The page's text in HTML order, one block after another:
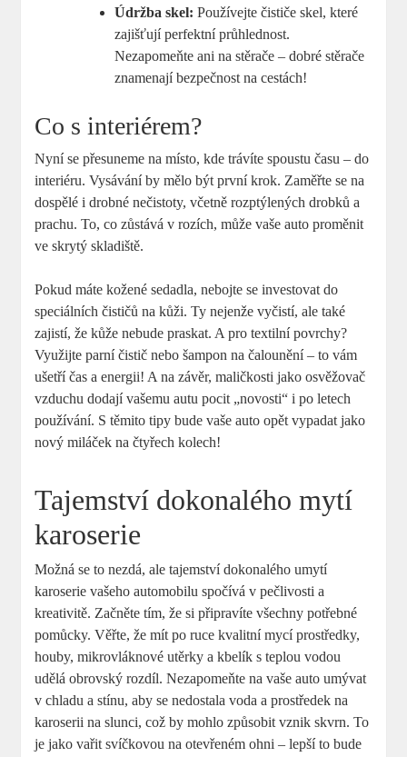
Údržba skel: Používejte čističe skel, které
zajišťují perfektní průhlednost.
Nezapomeňte ani na stěrače – dobré stěrače
znamenají bezpečnost na cestách!
Co s interiérem?
Nyní se přesuneme na místo, kde trávíte spoustu času – do
interiéru. Vysávání by mělo být první krok. Zaměřte se na
dospělé i drobné nečistoty, včetně rozptýlených drobků a
prachu. To, co zůstává v rozích, může vaše auto proměnit
ve skrytý skladiště.
Pokud máte kožené sedadla, nebojte se investovat do
speciálních čističů na kůži. Ty nejenže vyčistí, ale také
zajistí, že kůže nebude praskat. A pro textilní povrchy?
Využijte parní čistič nebo šampon na čalounění – to vám
ušetří čas a energii! A na závěr, maličkosti jako osvěžovač
vzduchu dodají vašemu autu pocit „novosti“ i po letech
používání. S těmito tipy bude vaše auto opět vypadat jako
nový miláček na čtyřech kolech!
Tajemství dokonalého mytí
karoserie
Možná se to nezdá, ale tajemství dokonalého umytí
karoserie vašeho automobilu spočívá v pečlivosti a
kreativitě. Začněte tím, že si připravíte všechny potřebné
pomůcky. Věřte, že mít po ruce kvalitní mycí prostředky,
houby, mikrovláknové utěrky a kbelík s teplou vodou
udělá obrovský rozdíl. Nezapomeňte na vaše auto umývat
v chladu a stínu, aby se nedostala voda a prostředek na
karoserii na slunci, což by mohlo způsobit vznik skvrn. To
je jako vařit svíčkovou na otevřeném ohni – lepší to bude